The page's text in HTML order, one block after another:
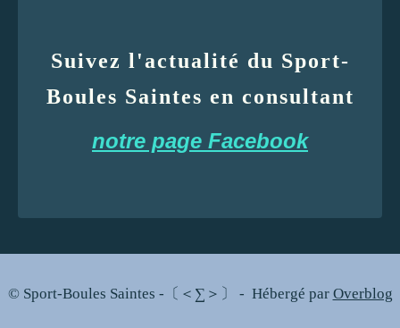
Suivez l'actualité du Sport-
Boules Saintes en consultant
notre page Facebook
© Sport-Boules Saintes -〔＜∑＞〕 - Hébergé par Overblog